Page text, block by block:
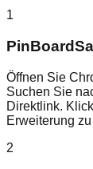
1
Öffnen Sie
Suchen Sie
Direktlink.
Erweiterung
2